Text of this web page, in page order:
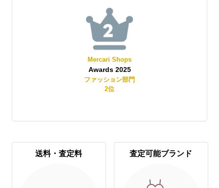
Mercari Shops
Awards 2025
ファッション部門
2位
送料・査定料 査定可能ブランド